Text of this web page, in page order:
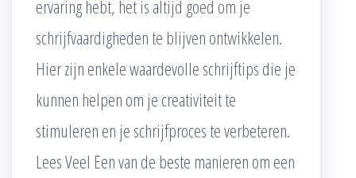
ervaring hebt, het is altijd goed om je
schrijfvaardigheden te blijven ontwikkelen.
Hier zijn enkele waardevolle schrijftips die je
kunnen helpen om je creativiteit te
stimuleren en je schrijfproces te verbeteren.
Lees Veel Een van de beste manieren om een